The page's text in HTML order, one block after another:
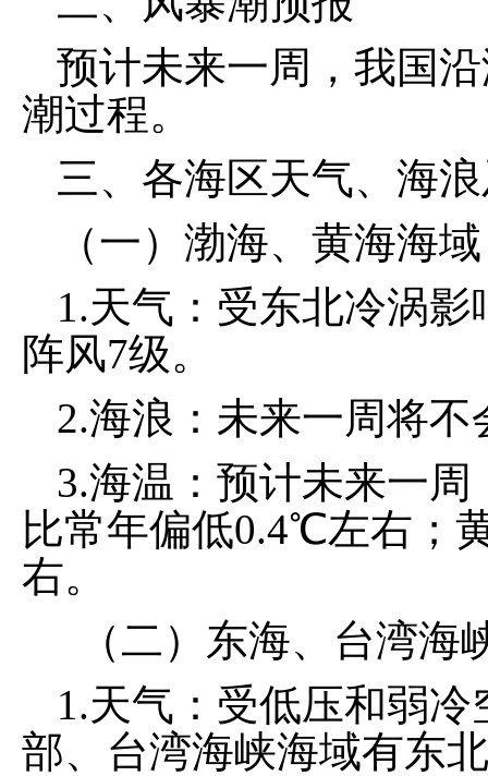
预计未来一周，我国
潮过程。
三、各海区天气、海
（一）渤海、黄海海域
1.天气：受东北冷涡
阵风7级。
2.海浪：未来一周将
3.海温：预计未来一
比常年偏低0.4℃左右；
右。
（二）东海、台湾海
1.天气：受低压和弱
部、台湾海峡海域有东